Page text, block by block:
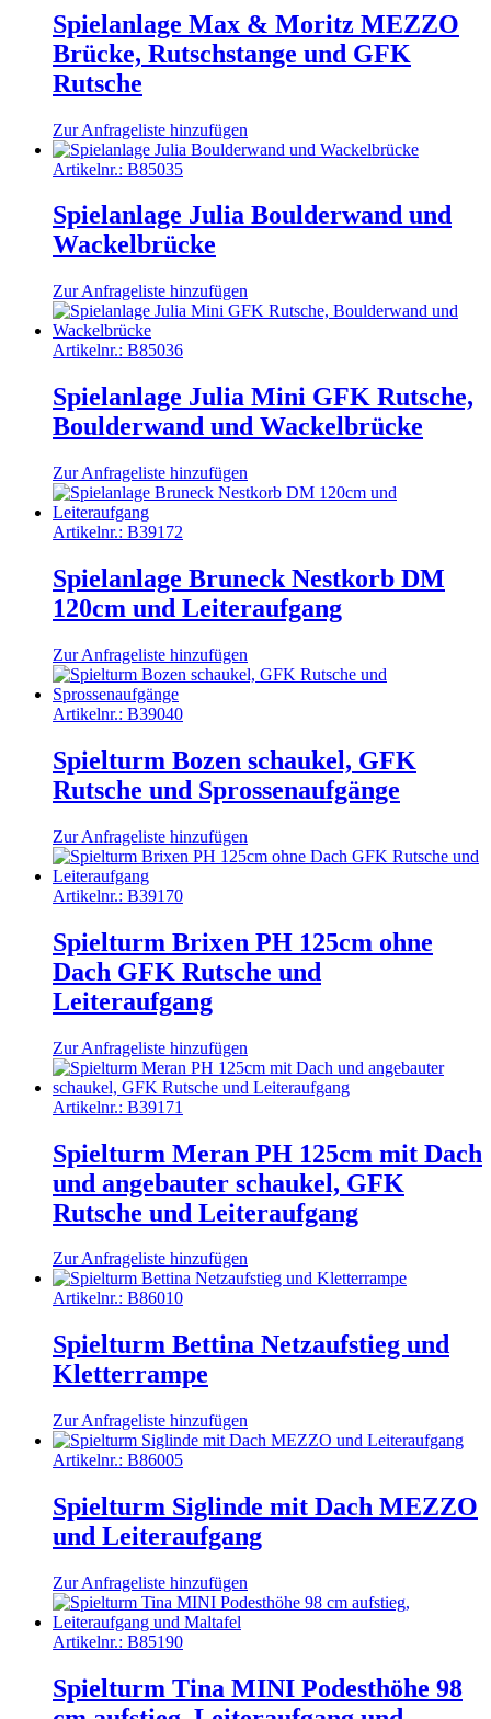
Spielanlage Max & Moritz MEZZO
Brücke, Rutschstange und GFK
Rutsche
Zur Anfrageliste hinzufügen
Artikelnr.: B85035
Spielanlage Julia Boulderwand und
Wackelbrücke
Zur Anfrageliste hinzufügen
Artikelnr.: B85036
Spielanlage Julia Mini GFK Rutsche,
Boulderwand und Wackelbrücke
Zur Anfrageliste hinzufügen
Artikelnr.: B39172
Spielanlage Bruneck Nestkorb DM
120cm und Leiteraufgang
Zur Anfrageliste hinzufügen
Artikelnr.: B39040
Spielturm Bozen schaukel, GFK
Rutsche und Sprossenaufgänge
Zur Anfrageliste hinzufügen
Artikelnr.: B39170
Spielturm Brixen PH 125cm ohne
Dach GFK Rutsche und
Leiteraufgang
Zur Anfrageliste hinzufügen
Artikelnr.: B39171
Spielturm Meran PH 125cm mit Dach
und angebauter schaukel, GFK
Rutsche und Leiteraufgang
Zur Anfrageliste hinzufügen
Artikelnr.: B86010
Spielturm Bettina Netzaufstieg und
Kletterrampe
Zur Anfrageliste hinzufügen
Artikelnr.: B86005
Spielturm Siglinde mit Dach MEZZO
und Leiteraufgang
Zur Anfrageliste hinzufügen
Artikelnr.: B85190
Spielturm Tina MINI Podesthöhe 98